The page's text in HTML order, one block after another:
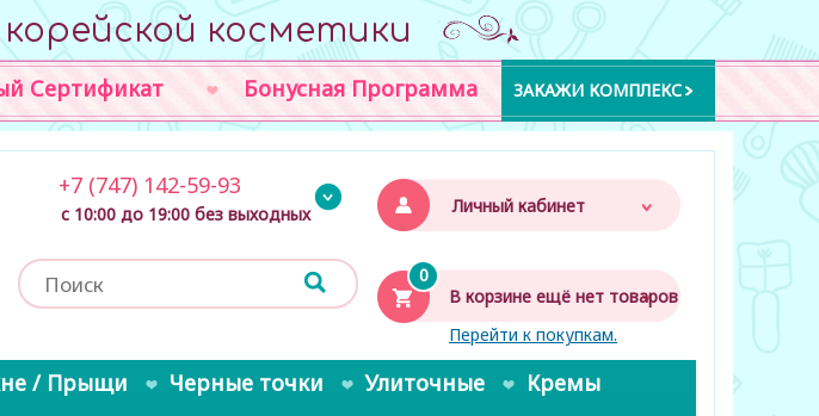
косметики
Сертификат Бонусная Программа ЗАКАЖИ КОМПЛЕКС
Личный кабинет
0
В корзине ещё нет товаров
Перейти к покупкам.
+7 (747) 142-59-93
с 10:00 до 19:00 без выходных
/ Прыщи Черные точки Улиточные
Кремы